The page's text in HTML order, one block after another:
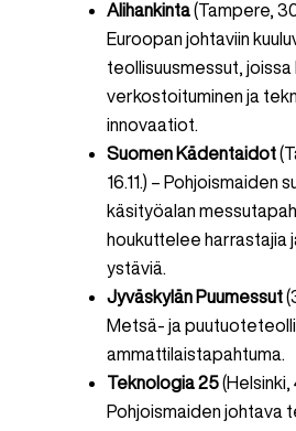
Alihankinta (Tampere,
Euroopan johtaviin
teollisuusmessut,
verkostoituminen ja
innovaatiot.
Suomen Kädentaidot
16.11.) – Pohjoismaiden
käsityöalan
houkuttelee harrastajia
ystäviä.
Jyväskylän Puumessut
Metsä- ja
ammattilaistapahtuma.
Teknologia 25(Helsinki,
Pohjoismaiden johtava